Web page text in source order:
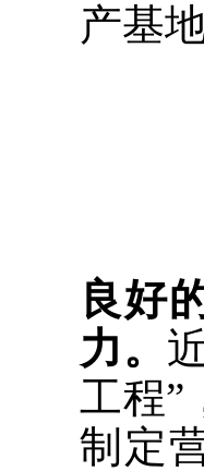
产基地
良好
力。
工程”
制定